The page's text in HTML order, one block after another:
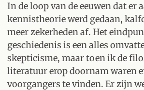
In de loop van de eeuwen dat er
kennistheorie werd gedaan,
meer zekerheden af. Het
geschiedenis is een alles
skepticisme, maar toen ik de
literatuur erop doornam waren
voorgangers te vinden. Er zijn